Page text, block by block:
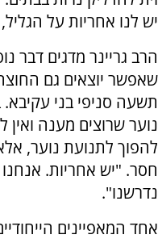
יש לנו אחריות על
הרב גריינר מדגים דבר
שאפשר יוצאים גם
תשעה סניפי בני עקיבא.
נוער שרוצים מענה
להפוך לתנועת נוער,
חסר. "יש אחריות.
נדרשנו".
אחד המאפיינים